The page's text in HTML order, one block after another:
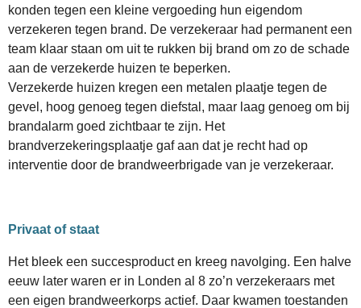
konden tegen een kleine vergoeding hun eigendom
verzekeren tegen brand. De verzekeraar had permanent een
team klaar staan om uit te rukken bij brand om zo de schade
aan de verzekerde huizen te beperken.
Verzekerde huizen kregen een metalen plaatje tegen de
gevel, hoog genoeg tegen diefstal, maar laag genoeg om bij
brandalarm goed zichtbaar te zijn. Het
brandverzekeringsplaatje gaf aan dat je recht had op
interventie door de brandweerbrigade van je verzekeraar.
Privaat of staat
Het bleek een succesproduct en kreeg navolging. Een halve
eeuw later waren er in Londen al 8 zo’n verzekeraars met
een eigen brandweerkorps actief. Daar kwamen toestanden